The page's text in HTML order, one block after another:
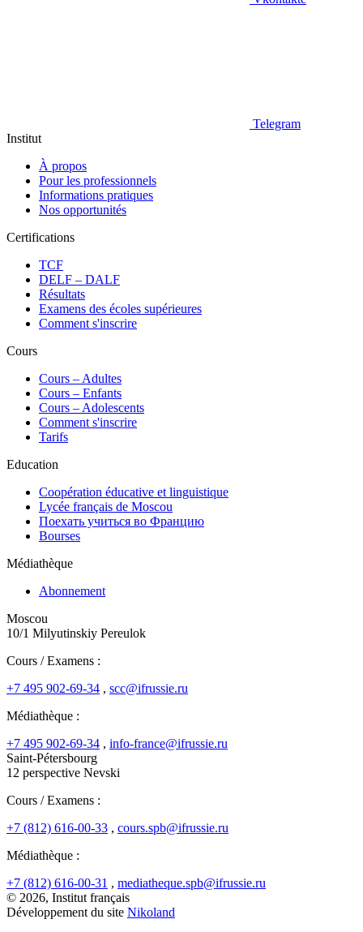
Telegram
Institut
À propos
Pour les professionnels
Informations pratiques
Nos opportunités
Certifications
TCF
DELF – DALF
Résultats
Examens des écoles supérieures
Comment s'inscrire
Cours
Сours – Adultes
Cours – Enfants
Cours – Adolescents
Comment s'inscrire
Tarifs
Education
Coopération éducative et linguistique
Lycée français de Moscou
Поехать учиться во Францию
Bourses
Médiathèque
Abonnement
Moscou
10/1 Milyutinskiy Pereulok
Cours / Examens :
+7 495 902-69-34 , scc@ifrussie.ru
Médiathèque :
+7 495 902-69-34 , info-france@ifrussie.ru
Saint-Pétersbourg
12 perspective Nevski
Cours / Examens :
+7 (812) 616-00-33 , cours.spb@ifrussie.ru
Médiathèque :
+7 (812) 616-00-31 , mediatheque.spb@ifrussie.ru
© 2026, Institut français
Développement du site Nikoland